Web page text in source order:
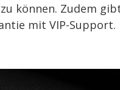
können. Zudem
mit VIP-Support.